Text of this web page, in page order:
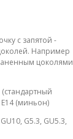
с запятой -
Например
цоколями
(стандартный
(миньон)
G5.3, GU5.3,